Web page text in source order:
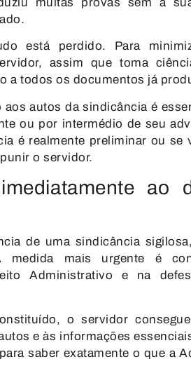
está perdido. Para
assim que toma
a todos os documentos já
autos da sindicância é
ou por intermédio de seu
é realmente preliminar ou se
o servidor.
ao
de uma sindicância
mais urgente é
Administrativo e na
o servidor
e às informações
saber exatamente o que a